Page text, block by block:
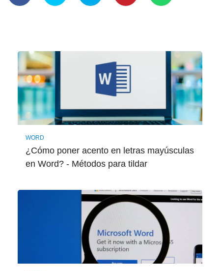
WORD
¿Cómo poner acento en letras mayúsculas
en Word? - Métodos para tildar